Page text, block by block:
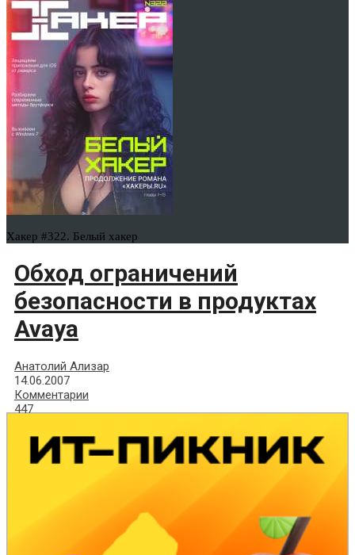
Хакер #322. Белый хакер
Обход ограничений
безопасности в продуктах
Avaya
Анатолий Ализар
14.06.2007
Комментарии
447